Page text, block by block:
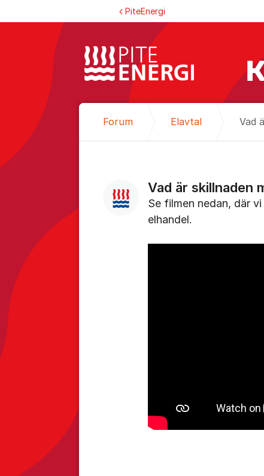
PiteEnergi
Forum Elavtal Vad
Vad är skillnaden
Se filmen nedan, där
elhandel.